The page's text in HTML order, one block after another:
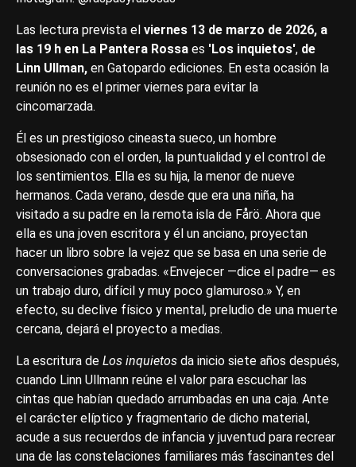
Las lectura prevista el viernes 13 de marzo de 2026, a
las 19 h en La Pantera Rossa es 'Los inquietos', de
Linn Ullman, en Gatopardo ediciones. En esta ocasión la
reunión no es el primer viernes para evitar la
cincomarzada.
Él es un prestigioso cineasta sueco, un hombre
obsesionado con el orden, la puntualidad y el control de
los sentimientos. Ella es su hija, la menor de nueve
hermanos. Cada verano, desde que era una niña, ha
visitado a su padre en la remota isla de Fårö. Ahora que
ella es una joven escritora y él un anciano, proyectan
hacer un libro sobre la vejez que se basa en una serie de
conversaciones grabadas. «Envejecer —dice el padre— es
un trabajo duro, difícil y muy poco glamuroso.» Y, en
efecto, su declive físico y mental, preludio de una muerte
cercana, dejará el proyecto a medias.
La escritura de Los inquietos da inicio siete años después,
cuando Linn Ullmann reúne el valor para escuchar las
cintas que habían quedado arrumbadas en una caja. Ante
el carácter elíptico y fragmentario de dicho material,
acude a sus recuerdos de infancia y juventud para recrear
una de las constelaciones familiares más fascinantes del